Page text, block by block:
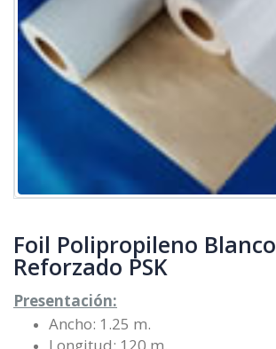
Foil Polipropileno Blanco
Reforzado PSK
Presentación:
Ancho: 1.25 m.